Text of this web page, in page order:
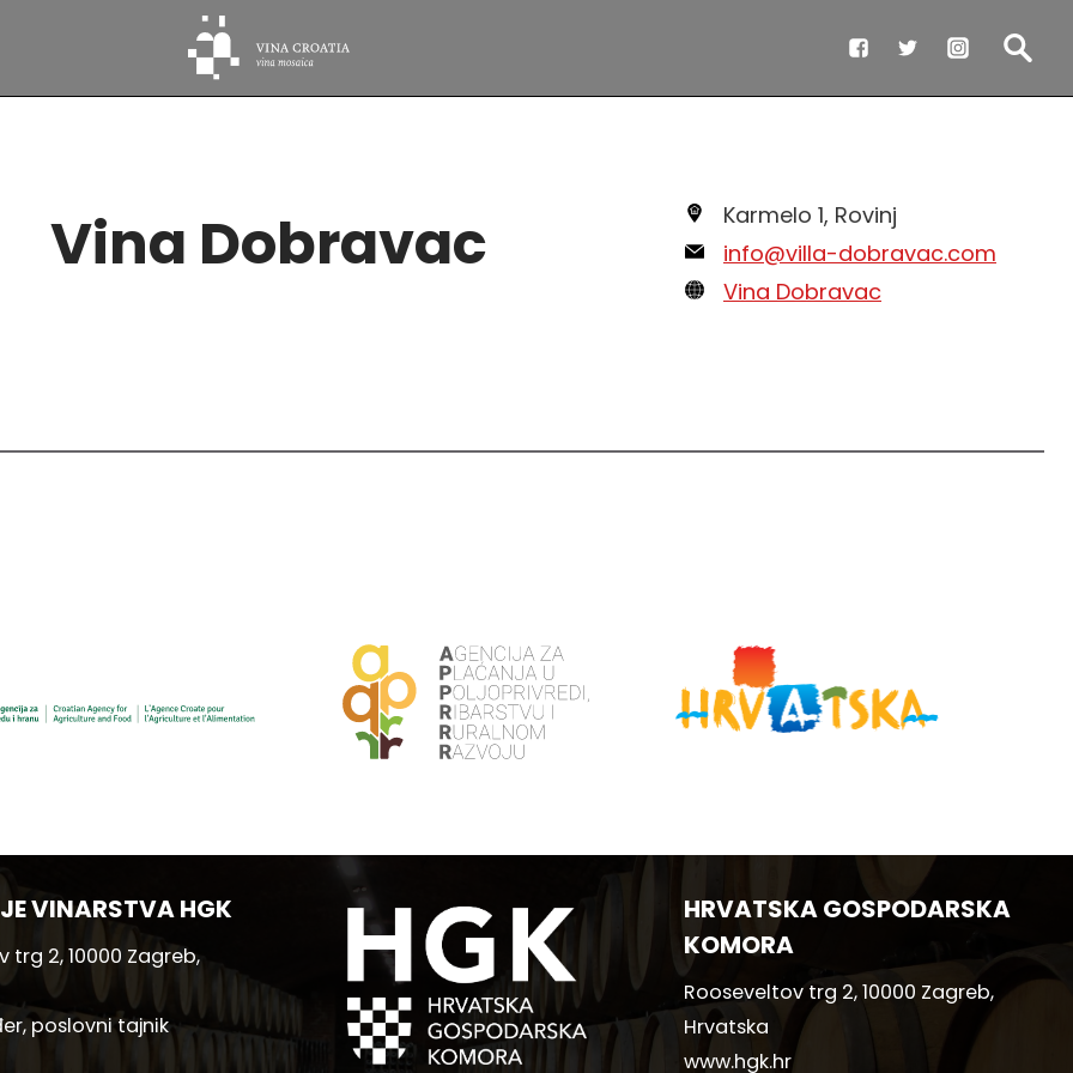
Vina Dobravac
Karmelo 1, Rovinj
info@villa-dobravac.com
Vina Dobravac
VINARSTVA HGK
trg 2, 10000 Zagreb,
poslovni tajnik
HRVATSKA GOSPODARSKA
KOMORA
Rooseveltov trg 2, 10000 Zagreb,
Hrvatska
www.hgk.hr